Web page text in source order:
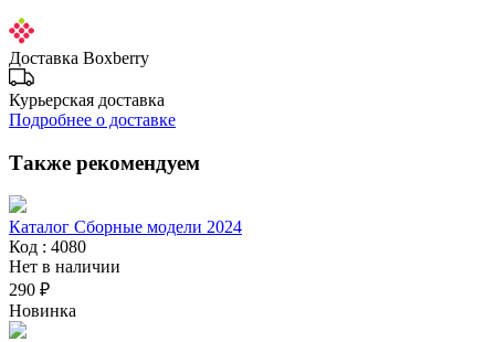
Доставка Boxberry
Курьерская доставка
Подробнее о доставке
Также рекомендуем
Каталог Сборные модели 2024
Код : 4080
Нет в наличии
290 ₽
Новинка